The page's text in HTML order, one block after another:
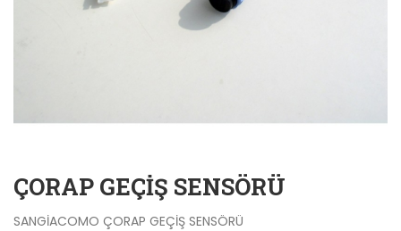
ÇORAP GEÇİŞ SENSÖRÜ
SANGİACOMO ÇORAP GEÇİŞ SENSÖRÜ